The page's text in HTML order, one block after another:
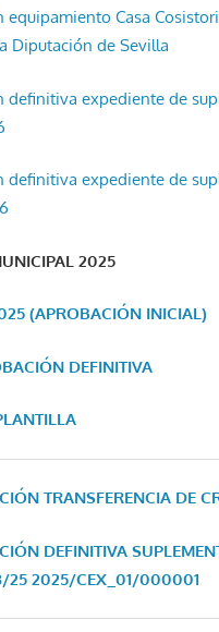
equipamiento Casa
Diputación de Sevilla
definitiva expediente de
definitiva expediente de
2025
(APROBACIÓN INICIAL)
DEFINITIVA
TRANSFERENCIA DE
DEFINITIVA
25 2025/CEX_01/000001